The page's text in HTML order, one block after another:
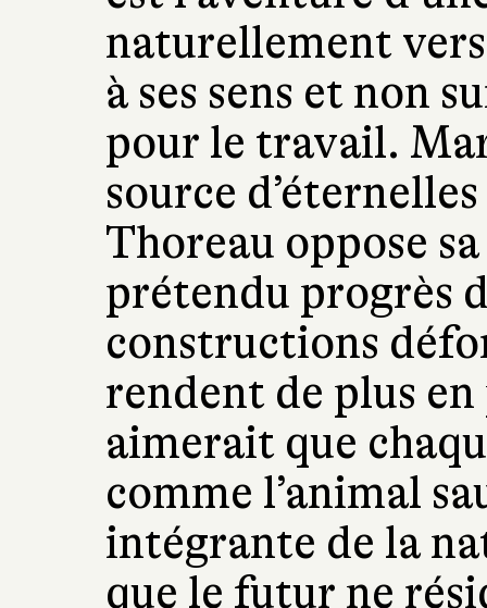
naturellement
à ses sens et non
pour le travail.
source
Thoreau oppose
prétendu progrès
constructions
rendent de plus
aimerait que
comme l’animal
intégrante de la
que le futur ne